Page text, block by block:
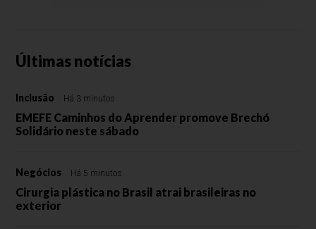
Últimas notícias
Inclusão Há 3 minutos
EMEFE Caminhos do Aprender promove Brechó
Solidário neste sábado
Negócios Há 5 minutos
Cirurgia plástica no Brasil atrai brasileiras no
exterior